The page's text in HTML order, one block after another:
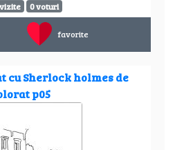
vizite 0 voturi
favorite
cu Sherlock holmes de
p05